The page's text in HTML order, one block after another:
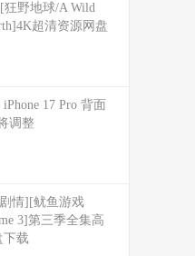
狂野地球/A Wild
超清资源网盘
17 Pro 背面
调整​​
情][鱿鱼游戏
3]第三季全集高
下载